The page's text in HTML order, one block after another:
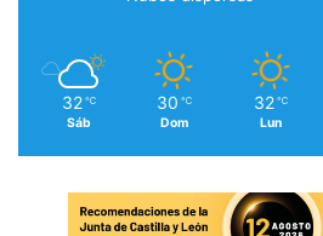
32 ℃
Sáb
30 ℃
Dom
32 ℃
Lun